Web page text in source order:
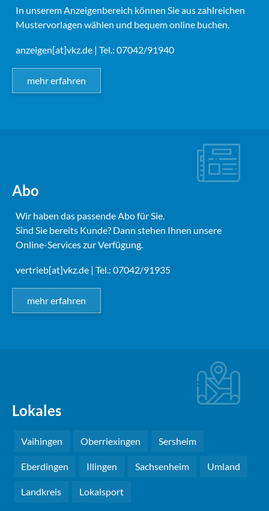
In unserem Anzeigenbereich können Sie aus zahlreichen
Mustervorlagen wählen und bequem online buchen.
anzeigen[at]vkz.de | Tel.: 07042/91940
mehr erfahren
Abo
Wir haben das passende Abo für Sie.
Sind Sie bereits Kunde? Dann stehen Ihnen unsere
Online-Services zur Verfügung.
vertrieb[at]vkz.de | Tel.: 07042/91935
mehr erfahren
Lokales
Vaihingen Oberriexingen Sersheim
Eberdingen Illingen Sachsenheim Umland
Landkreis Lokalsport